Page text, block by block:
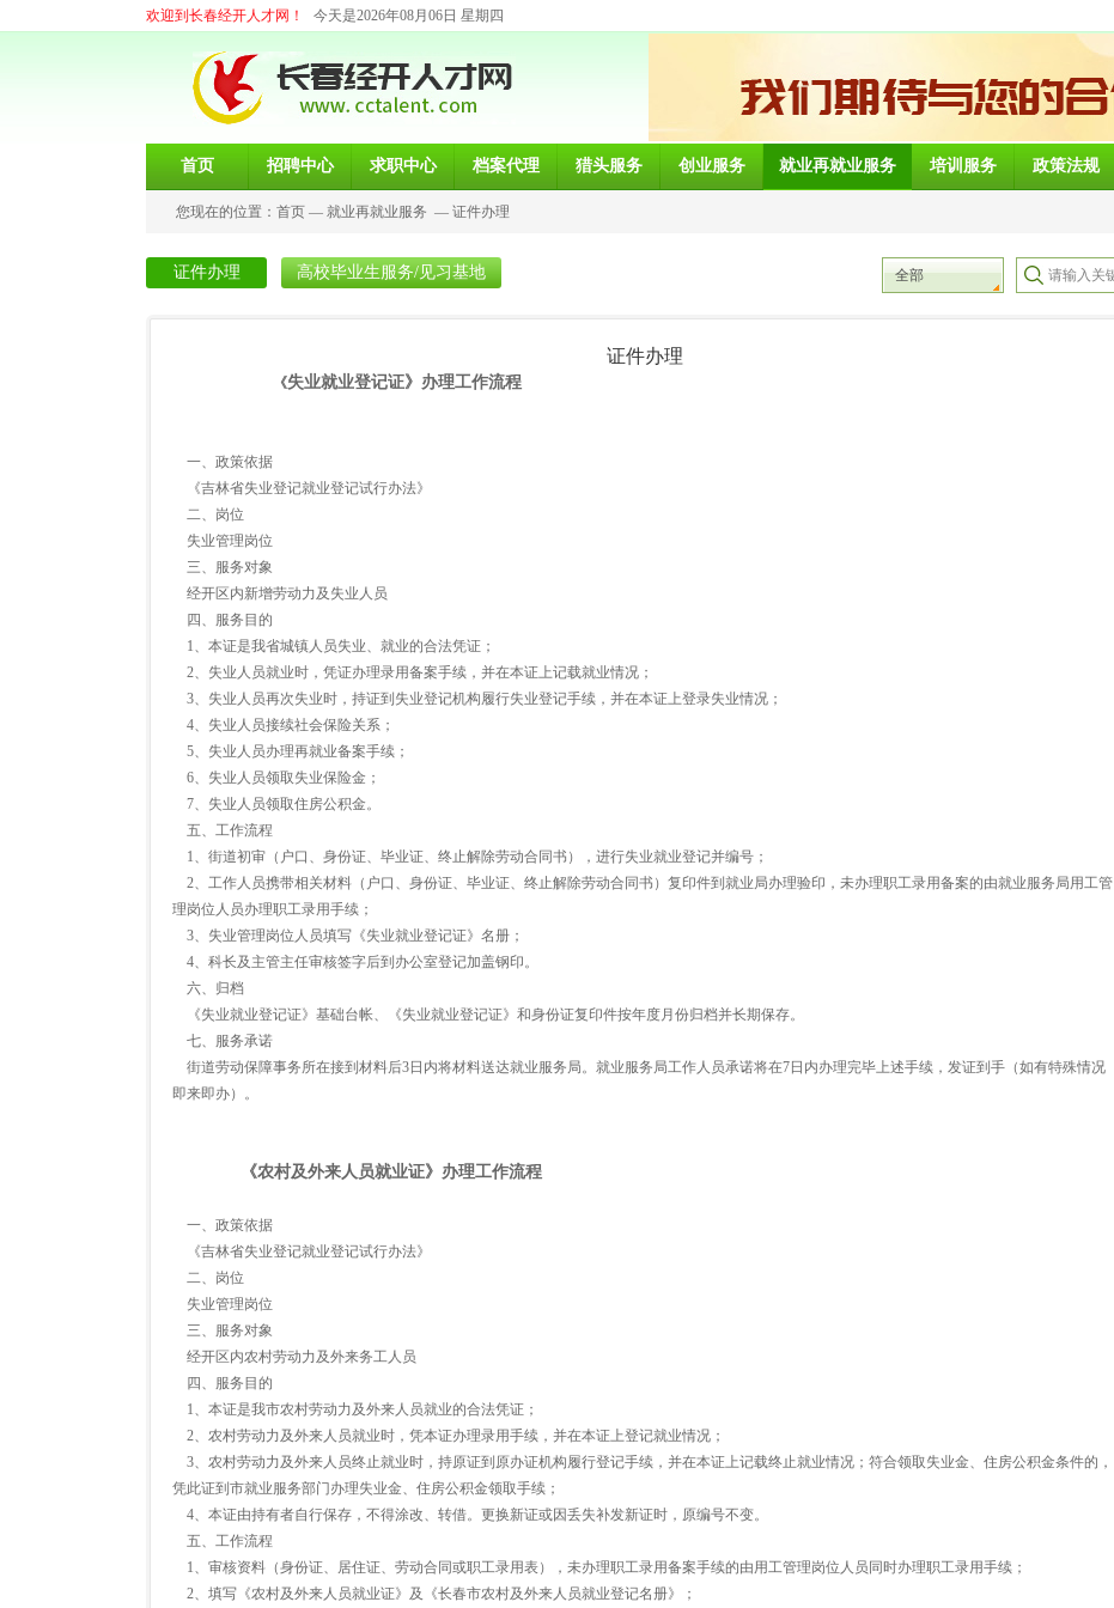
欢迎到长春经开人才网！ 今天是2026年08月06日 星期四
首页 招聘中心 求职中心 档案代理 猎头服务 创业服务 就业再就业服务 培训服务 政策法规
您现在的位置： 首页 — 就业再就业服务 — 证件办理
证件办理 高校毕业生服务/见习基地 全部
证件办理
《失业就业登记证》办理工作流程
一、政策依据
《吉林省失业登记就业登记试行办法》
二、岗位
失业管理岗位
三、服务对象
经开区内新增劳动力及失业人员
四、服务目的
1、本证是我省城镇人员失业、就业的合法凭证；
2、失业人员就业时，凭证办理录用备案手续，并在本证上记载就业情况；
3、失业人员再次失业时，持证到失业登记机构履行失业登记手续，并在本证上登录失业情况；
4、失业人员接续社会保险关系；
5、失业人员办理再就业备案手续；
6、失业人员领取失业保险金；
7、失业人员领取住房公积金。
五、工作流程
1、街道初审（户口、身份证、毕业证、终止解除劳动合同书），进行失业就业登记并编号；
2、工作人员携带相关材料（户口、身份证、毕业证、终止解除劳动合同书）复印件到就业局办理验印，未办理职工录用备案的由就业服务局用工管
理岗位人员办理职工录用手续；
3、失业管理岗位人员填写《失业就业登记证》名册；
4、科长及主管主任审核签字后到办公室登记加盖钢印。
六、归档
《失业就业登记证》基础台帐、《失业就业登记证》和身份证复印件按年度月份归档并长期保存。
七、服务承诺
街道劳动保障事务所在接到材料后3日内将材料送达就业服务局。就业服务局工作人员承诺将在7日内办理完毕上述手续，发证到手（如有特殊情况
即来即办）。
《农村及外来人员就业证》办理工作流程
一、政策依据
《吉林省失业登记就业登记试行办法》
二、岗位
失业管理岗位
三、服务对象
经开区内农村劳动力及外来务工人员
四、服务目的
1、本证是我市农村劳动力及外来人员就业的合法凭证；
2、农村劳动力及外来人员就业时，凭本证办理录用手续，并在本证上登记就业情况；
3、农村劳动力及外来人员终止就业时，持原证到原办证机构履行登记手续，并在本证上记载终止就业情况；符合领取失业金、住房公积金条件的，
凭此证到市就业服务部门办理失业金、住房公积金领取手续；
4、本证由持有者自行保存，不得涂改、转借。更换新证或因丢失补发新证时，原编号不变。
五、工作流程
1、审核资料（身份证、居住证、劳动合同或职工录用表），未办理职工录用备案手续的由用工管理岗位人员同时办理职工录用手续；
2、填写《农村及外来人员就业证》及《长春市农村及外来人员就业登记名册》；